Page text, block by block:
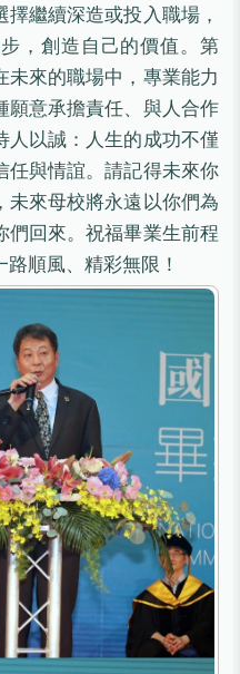
繼續深造或投入職場，
，創造自己的價值。第
來的職場中，專業能力
願意承擔責任、與人合作
人以誠：人生的成功不僅
任與情誼。請記得未來你
未來母校將永遠以你們為
們回來。祝福畢業生前程
順風、精彩無限！